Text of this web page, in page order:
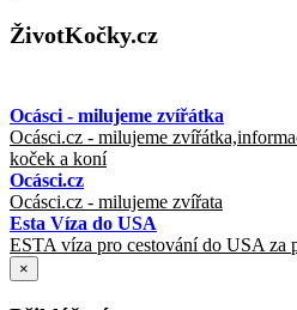
ŽivotKočky.cz
Ocásci - milujeme zvířátka
Ocásci.cz - milujeme
koček a koní
Ocásci.cz
Ocásci.cz - milujeme zvířata
Esta Víza do USA
ESTA víza pro cestování do USA za
×